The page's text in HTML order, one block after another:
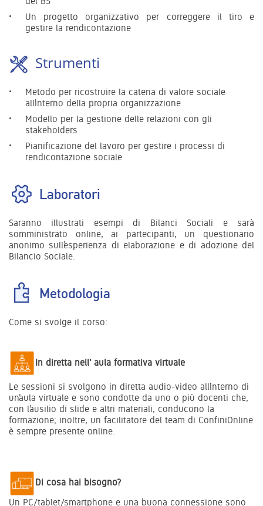
Un progetto organizzativo per correggere il tiro e
gestire la rendicontazione
Strumenti
Metodo per ricostruire la catena di valore sociale
all’interno della propria organizzazione
Modello per la gestione delle relazioni con gli
stakeholders
Pianificazione del lavoro per gestire i processi di
rendicontazione sociale
Laboratori
Saranno illustrati esempi di Bilanci Sociali e sarà
somministrato online, ai partecipanti, un questionario
anonimo sull’esperienza di elaborazione e di adozione del
Bilancio Sociale.
Metodologia
Come si svolge il corso:
In diretta nell' aula formativa virtuale
Le sessioni si svolgono in diretta audio-video all’interno di
un’aula virtuale e sono condotte da uno o più docenti che,
con l’ausilio di slide e altri materiali, conducono la
formazione; inoltre, un facilitatore del team di ConfiniOnline
è sempre presente online.
Di cosa hai bisogno?
Un PC/tablet/smartphone e una buona connessione sono